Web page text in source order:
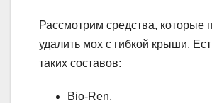
Рассмотрим средства, которые
удалить мох с гибкой крыши.
таких составов:
Bio-Ren.